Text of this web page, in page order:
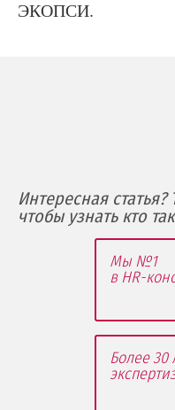
ЭКОПСИ.
Интересная статья?
чтобы узнать кто
Мы №1
в HR-
Более 30